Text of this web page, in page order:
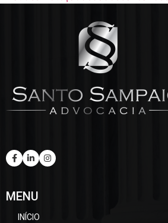
MENU
INÍCIO